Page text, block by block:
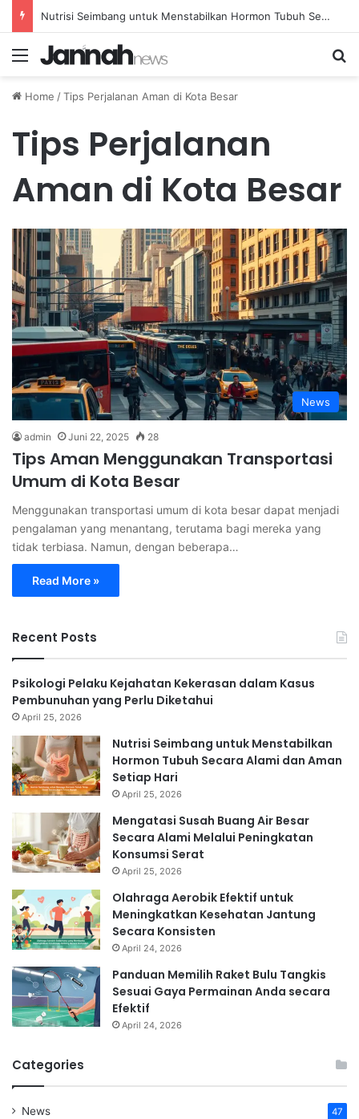
Nutrisi Seimbang untuk Menstabilkan Hormon Tubuh Secara Alami dan Aman Setiap Hari
Menu
Home /Tips Perjalanan Aman di Kota Besar
Tips Perjalanan
Aman di Kota Besar
News
admin Juni 22, 2025 28
Tips Aman Menggunakan Transportasi
Umum di Kota Besar
Menggunakan transportasi umum di kota besar dapat menjadi
pengalaman yang menantang, terutama bagi mereka yang
tidak terbiasa. Namun, dengan beberapa…
Read More »
Recent Posts
Psikologi Pelaku Kejahatan Kekerasan dalam Kasus
Pembunuhan yang Perlu Diketahui
April 25, 2026
Nutrisi Seimbang untuk Menstabilkan
Hormon Tubuh Secara Alami dan Aman
Setiap Hari
April 25, 2026
Mengatasi Susah Buang Air Besar
Secara Alami Melalui Peningkatan
Konsumsi Serat
April 25, 2026
Olahraga Aerobik Efektif untuk
Meningkatkan Kesehatan Jantung
Secara Konsisten
April 24, 2026
Panduan Memilih Raket Bulu Tangkis
Sesuai Gaya Permainan Anda secara
Efektif
April 24, 2026
Categories
News 47